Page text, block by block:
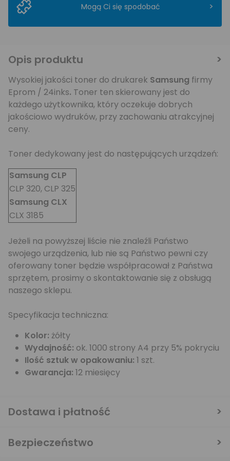
Mogą Ci się spodobać >
Opis produktu
Wysokiej jakości toner do drukarek Samsung firmy
Eprom / 24inks. Toner ten skierowany jest do
każdego użytkownika, który oczekuje dobrych
jakościowo wydruków, przy zachowaniu atrakcyjnej
ceny.
Toner dedykowany jest do następujących urządzeń:
Samsung CLP
CLP 320, CLP 325
Samsung CLX
CLX 3185
Jeżeli na powyższej liście nie znaleźli Państwo
swojego urządzenia, lub nie są Państwo pewni czy
oferowany toner będzie współpracował z Państwa
sprzętem, prosimy o skontaktowanie się z obsługą
naszego sklepu.
Specyfikacja techniczna:
Kolor: żółty
Wydajność: ok. 1000 strony A4 przy 5% pokryciu
Ilość sztuk w opakowaniu: 1 szt.
Gwarancja: 12 miesięcy
Dostawa i płatność
Bezpieczeństwo